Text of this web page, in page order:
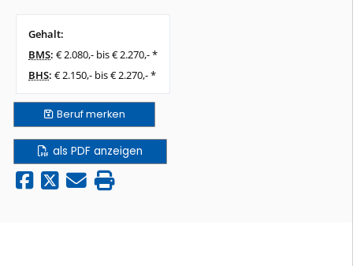
Gehalt:
BMS: € 2.080,- bis € 2.270,- *
BHS: € 2.150,- bis € 2.270,- *
Berufmerken
als PDF anzeigen